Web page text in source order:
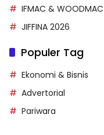
IFMAC & WOODMAC
JIFFINA 2026
Populer Tag
Ekonomi & Bisnis
Advertorial
Pariwara